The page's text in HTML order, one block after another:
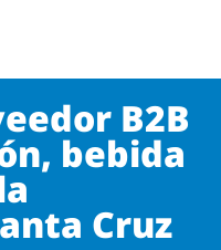
B2B
bebida
Cruz